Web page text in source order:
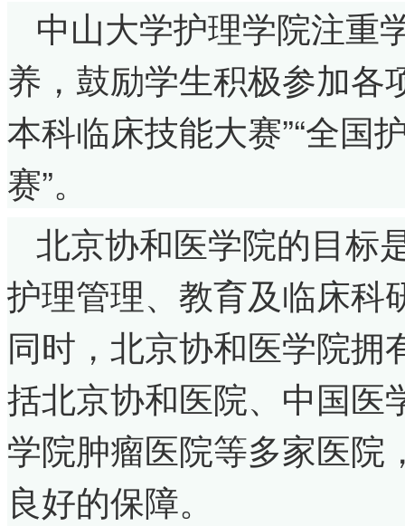
中山大学护理学院注重
养，鼓励学生积极参加各
本科临床技能大赛”“全国
赛”。
北京协和医学院的目标
护理管理、教育及临床科
同时，北京协和医学院
括北京协和医院、中国医
学院肿瘤医院等多家医院
良好的保障。